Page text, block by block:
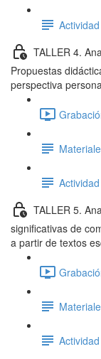
TALLER 4.
Propuestas
perspectiva
TALLER 5.
significativas de
a partir de textos